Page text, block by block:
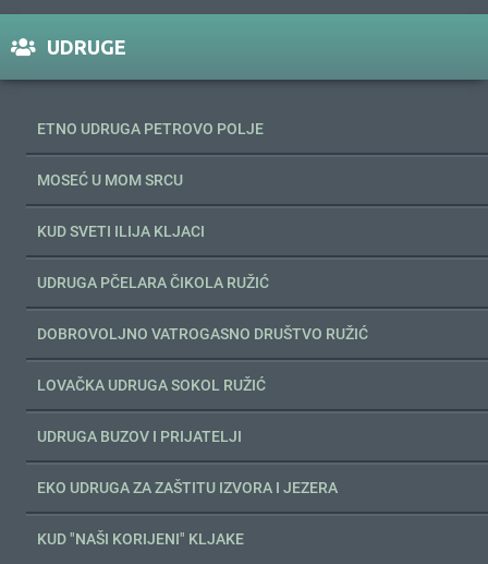
UDRUGE
ETNO UDRUGA PETROVO POLJE
MOSEĆ U MOM SRCU
KUD SVETI ILIJA KLJACI
UDRUGA PČELARA ČIKOLA RUŽIĆ
DOBROVOLJNO VATROGASNO DRUŠTVO RUŽIĆ
LOVAČKA UDRUGA SOKOL RUŽIĆ
UDRUGA BUZOV I PRIJATELJI
EKO UDRUGA ZA ZAŠTITU IZVORA I JEZERA
KUD "NAŠI KORIJENI" KLJAKE